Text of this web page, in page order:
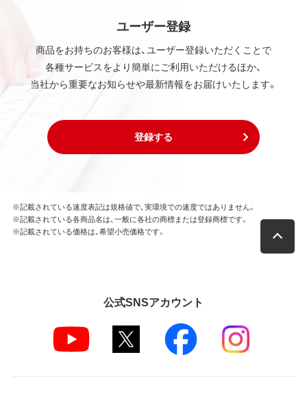
ユーザー登録
商品をお持ちのお客様は、ユーザー登録いただくことで
各種サービスをより簡単にご利用いただけるほか、
当社から重要なお知らせや最新情報をお届けいたします。
登録する
※記載されている速度表記は規格値で、実環境での速度ではありません。
※記載されている各商品名は、一般に各社の商標または登録商標です。
※記載されている価格は、希望小売価格です。
公式SNSアカウント